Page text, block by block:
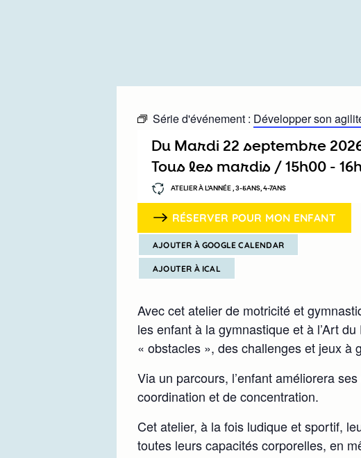
Série d'événement : Développer son
Du mardi 22 septembre
Tous les mardis / 15h00 -
ATELIER À L’ANNÉE , 3-5ANS, 4-7ANS
RÉSERVER POUR MON ENFANT
AJOUTER À GOOGLE CALENDAR
AJOUTER À ICAL
Avec cet atelier de motricité et
les enfant à la gymnastique et à l’Art
« obstacles », des challenges et jeux à
Via un parcours, l’enfant améliorera
coordination et de concentration.
Cet atelier, à la fois ludique et sportif,
toutes leurs capacités corporelles, en